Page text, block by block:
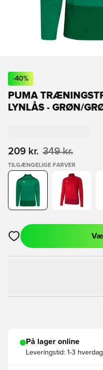
-40%
PUMA
LYNLÅS - GRØN/
209 kr. 349 kr.
TILGÆNGELIGE FARVER
Åbner en Modal til at
På lager online
Leveringstid: 1-3